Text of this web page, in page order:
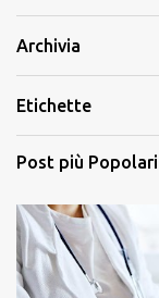
Archivia
Etichette
Post più Popolari